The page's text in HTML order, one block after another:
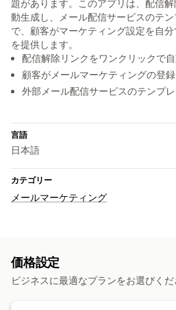
題があります。このアプリは、配信
動生成し、メール配信サービスのテ
で、顧客がマーケティング設定を自
を提供します。
配信解除リンクをワンクリックで
顧客がメールマーケティングの登
外部メール配信サービスのテンプ
言語
日本語
カテゴリー
メールマーケティング
価格設定
ビジネスに最適なプランをお選びくだ